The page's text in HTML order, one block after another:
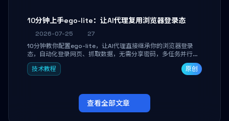
10分钟上手ego-lite：让AI代理复用浏览器登录态
2026-07-25
27
10分钟教你配置ego-lite，让AI代理直接继承你的浏览器登录
态，自动化登录网页、抓取数据，无需分享密码，多任务并行不
干扰日常使用。
技术教程
原创
查看全部文章